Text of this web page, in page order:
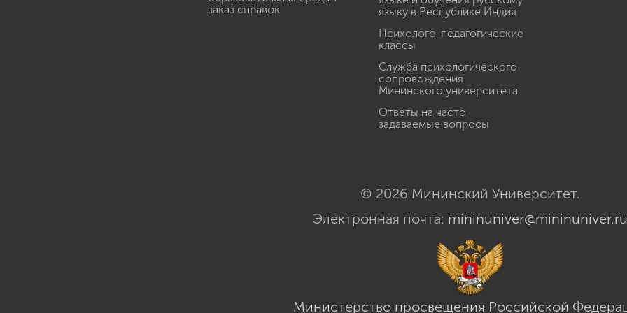
заказ справок
языку в Республике Индия
Психолого-педагогические
классы
Служба психологического
сопровождения
Мининского университета
Ответы на часто
задаваемые вопросы
© 2026 Мининский Университет.
Электронная почта: mininuniver@mininuniver.ru
Министерство просвещения Российской